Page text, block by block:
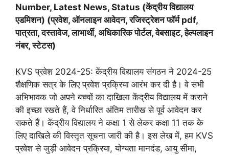
Number, Latest News, Status (केंद्रीय विद्यालय
एडमिशन) (प्रवेश, ऑनलाइन आवेदन, रजिस्ट्रेशन फॉर्म pdf,
पात्रता, दस्तावेज, लाभार्थी, अधिकारिक पोर्टल, वेबसाइट, हेल्पलाइन
नंबर, स्टेटस)
KVS प्रवेश 2024-25: केंद्रीय विद्यालय संगठन ने 2024-25
शैक्षणिक सत्र के लिए प्रवेश प्रक्रिया आरंभ कर दी है। वे सभी
अभिभावक जो अपने बच्चों का दाखिला केंद्रीय विद्यालय में कराने
की इच्छा रखते हैं, वे निर्धारित अंतिम तारीख से पूर्व आवेदन कर
सकते हैं। केंद्रीय विद्यालय ने कक्षा 1 से लेकर कक्षा 11 तक के
लिए दाखिले की विस्तृत सूचना जारी की है। इस लेख में, हम KVS
प्रवेश से जुड़ी आवेदन प्रक्रिया, योग्यता मानदंड, आयु सीमा,